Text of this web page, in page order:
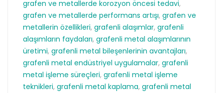
grafen ve metallerde korozyon öncesi tedavi,
grafen ve metallerde performans artışı, grafen ve
metallerin özellikleri, grafenli alaşımlar, grafenli
alaşımların faydaları, grafenli metal alaşımlarının
üretimi, grafenli metal bileşenlerinin avantajları,
grafenli metal endüstriyel uygulamalar, grafenli
metal işleme süreçleri, grafenli metal işleme
teknikleri, grafenli metal kaplama, grafenli metal